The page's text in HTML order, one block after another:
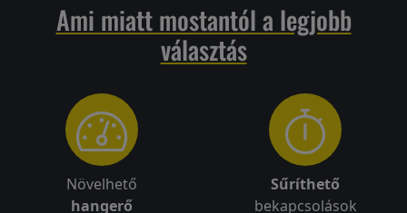
Ami miatt mostantól a legjobb
választás
Növelhető
hangerő
Sűríthető
bekapcsolások